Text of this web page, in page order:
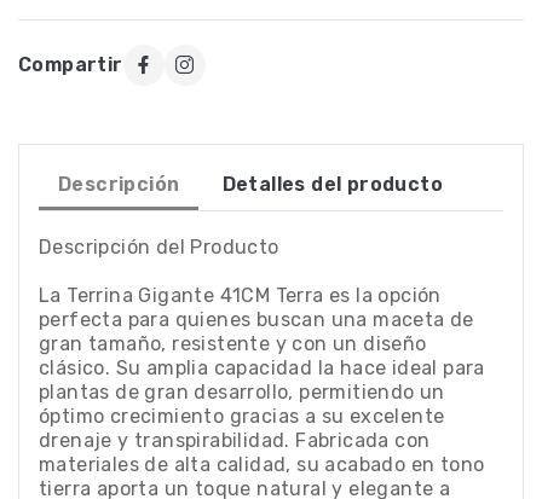
Compartir
Descripción Detalles del producto
Descripción del Producto
La Terrina Gigante 41CM Terra es la opción
perfecta para quienes buscan una maceta de
gran tamaño, resistente y con un diseño
clásico. Su amplia capacidad la hace ideal para
plantas de gran desarrollo, permitiendo un
óptimo crecimiento gracias a su excelente
drenaje y transpirabilidad. Fabricada con
materiales de alta calidad, su acabado en tono
tierra aporta un toque natural y elegante a